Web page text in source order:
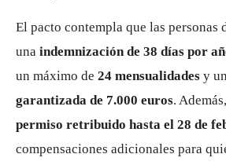
El pacto contempla que las personas
una indemnización de 38 días por
un máximo de 24 mensualidades y
garantizada de 7.000 euros.
permiso retribuido hasta el 28 de
compensaciones adicionales para